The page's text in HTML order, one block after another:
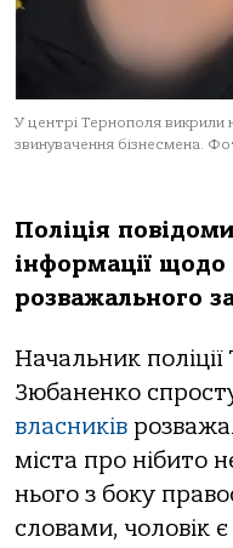
У центрі Тернополя викрили
звинувачення бізнесмена.
Поліція
інформації щодо
розважального
Начальник
Зюбаненко
власників
міста про нібито
нього з боку
словами, чоловік